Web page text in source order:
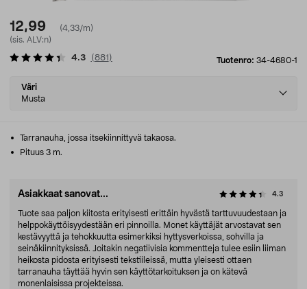
12,99
(4,33/m)
(sis. ALV:n)
Tuotenro: 34-4680-1
4.3 (881 )
Select
variant
Väri
Musta
Tarranauha, jossa itsekiinnittyvä takaosa.
Pituus 3 m.
Asiakkaat sanovat... 4.3
Tuote saa paljon kiitosta erityisesti erittäin hyvästä tarttuvuudestaan ja
helppokäyttöisyydestään eri pinnoilla. Monet käyttäjät arvostavat sen
kestävyyttä ja tehokkuutta esimerkiksi hyttysverkoissa, sohvilla ja
seinäkiinnityksissä. Joitakin negatiivisia kommentteja tulee esiin liiman
heikosta pidosta erityisesti tekstiileissä, mutta yleisesti ottaen
tarranauha täyttää hyvin sen käyttötarkoituksen ja on kätevä
monenlaisissa projekteissa.